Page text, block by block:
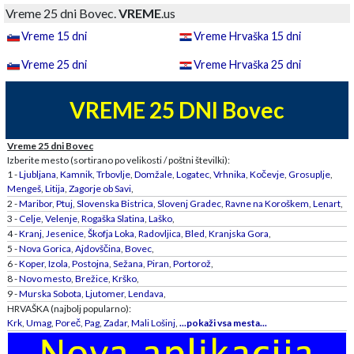
Vreme 25 dni Bovec.VREME.us
Vreme 15 dni Vreme Hrvaška 15 dni
Vreme 25 dni Vreme Hrvaška 25 dni
VREME 25 DNI Bovec
Vreme 25 dni Bovec
Izberite mesto (sortirano po velikosti / poštni številki):
1 -Ljubljana, Kamnik, Trbovlje, Domžale, Logatec, Vrhnika, Kočevje, Grosuplje,
Mengeš, Litija, Zagorje ob Savi,
2 -Maribor, Ptuj, Slovenska Bistrica, Slovenj Gradec, Ravne na Koroškem, Lenart,
3 -Celje, Velenje, Rogaška Slatina, Laško,
4 -Kranj, Jesenice, Škofja Loka, Radovljica, Bled, Kranjska Gora,
5 -Nova Gorica, Ajdovščina, Bovec,
6 -Koper, Izola, Postojna, Sežana, Piran, Portorož,
8 -Novo mesto, Brežice, Krško,
9 -Murska Sobota, Ljutomer, Lendava,
HRVAŠKA (najbolj popularno):
Krk, Umag, Poreč, Pag, Zadar, Mali Lošinj, ...pokaži vsa mesta...